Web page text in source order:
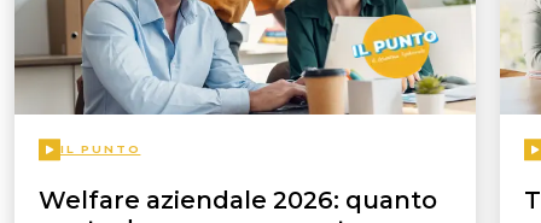
IL PUNTO
Welfare aziendale 2026: quanto